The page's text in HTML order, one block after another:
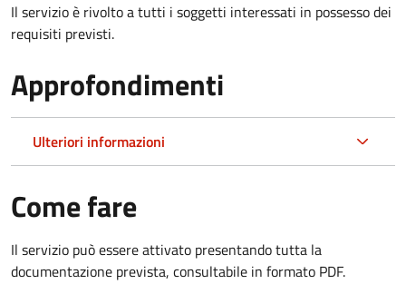
Il servizio è rivolto a tutti i soggetti interessati in possesso dei
requisiti previsti.
Approfondimenti
Ulteriori informazioni
Come fare
Il servizio può essere attivato presentando tutta la
documentazione prevista, consultabile in formato PDF.